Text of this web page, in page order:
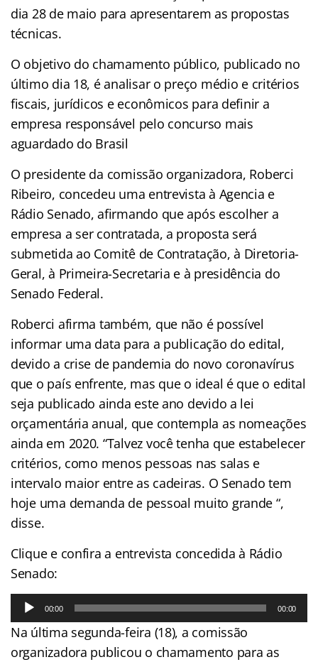
dia 28 de maio para apresentarem as propostas
técnicas.
O objetivo do chamamento público, publicado no
último dia 18, é analisar o preço médio e critérios
fiscais, jurídicos e econômicos para definir a
empresa responsável pelo concurso mais
aguardado do Brasil
O presidente da comissão organizadora, Roberci
Ribeiro, concedeu uma entrevista à Agencia e
Rádio Senado, afirmando que após escolher a
empresa a ser contratada, a proposta será
submetida ao Comitê de Contratação, à Diretoria-
Geral, à Primeira-Secretaria e à presidência do
Senado Federal.
Roberci afirma também, que não é possível
informar uma data para a publicação do edital,
devido a crise de pandemia do novo coronavírus
que o país enfrente, mas que o ideal é que o edital
seja publicado ainda este ano devido a lei
orçamentária anual, que contempla as nomeações
ainda em 2020. “Talvez você tenha que estabelecer
critérios, como menos pessoas nas salas e
intervalo maior entre as cadeiras. O Senado tem
hoje uma demanda de pessoal muito grande “,
disse.
Clique e confira a entrevista concedida à Rádio
Senado:
Tocador
de
áudio
00:00 00:00
Na última segunda-feira (18), a comissão
organizadora publicou o chamamento para as